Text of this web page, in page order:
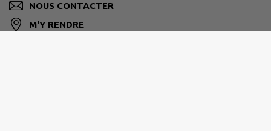
NOUS CONTACTER
M'Y RENDRE